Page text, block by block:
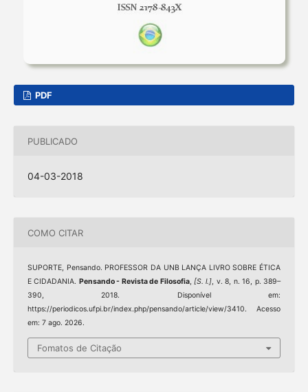
PDF
PUBLICADO
04-03-2018
COMO CITAR
SUPORTE, Pensando. PROFESSOR DA UNB LANÇA LIVRO SOBRE ÉTICA
E CIDADANIA. Pensando - Revista de Filosofia,[S. l.], v. 8, n. 16, p. 389–
390, 2018. Disponível em:
https://periodicos.ufpi.br/index.php/pensando/article/view/3410. Acesso
em: 7 ago. 2026.
Fomatos de Citação